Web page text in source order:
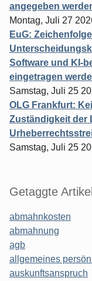
angegeben
Montag, Juli 27
EuG:
Software und KI-
eingetragen
Samstag, Juli 25
OLG Frankfurt:
Zuständigkeit der
Samstag, Juli 25
Getaggte Artikel
abmahnkosten
abmahnung
agb
allgemeines
auskunftsanspruch